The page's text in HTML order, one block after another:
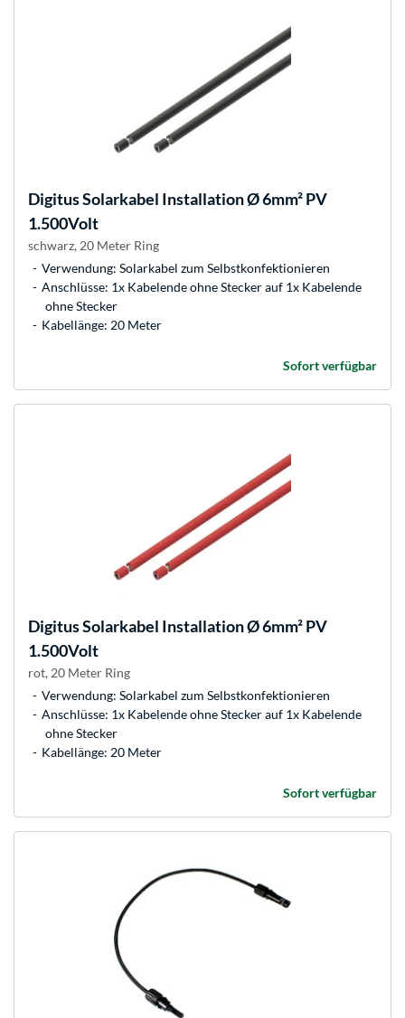
DigitusSolarkabel Installation Ø 6mm² PV
1.500Volt
schwarz, 20 Meter Ring
Verwendung: Solarkabel zum Selbstkonfektionieren
Anschlüsse: 1x Kabelende ohne Stecker auf 1x Kabelende
ohne Stecker
Kabellänge: 20 Meter
Sofort verfügbar
DigitusSolarkabel Installation Ø 6mm² PV
1.500Volt
rot, 20 Meter Ring
Verwendung: Solarkabel zum Selbstkonfektionieren
Anschlüsse: 1x Kabelende ohne Stecker auf 1x Kabelende
ohne Stecker
Kabellänge: 20 Meter
Sofort verfügbar